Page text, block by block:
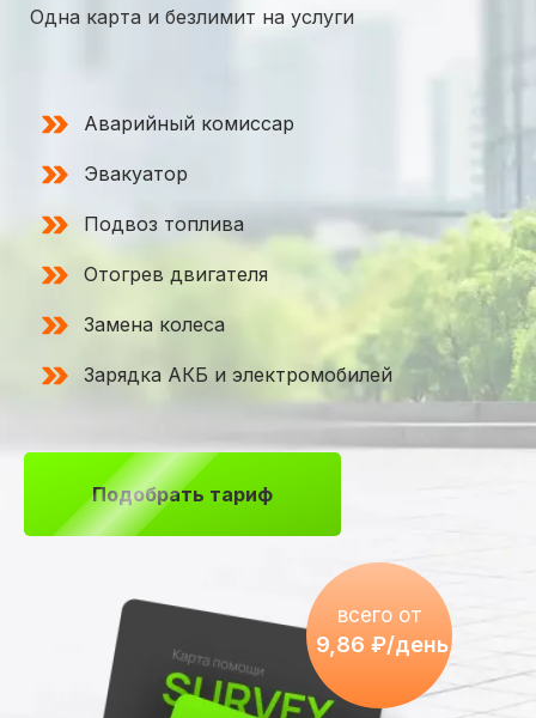
Одна карта и безлимит на услуги
Аварийный комиссар
Эвакуатор
Подвоз топлива
Отогрев двигателя
Замена колеса
Зарядка АКБ и электромобилей
Подобрать тариф
9,86 ₽/день
всего от